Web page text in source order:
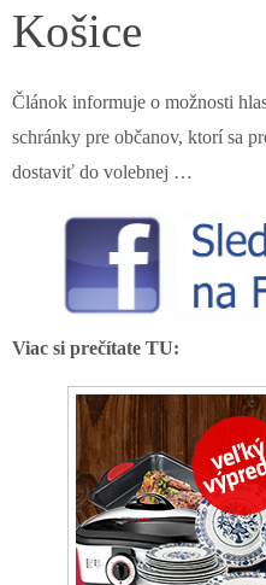
Košice
Článok informuje o možnosti
schránky pre občanov, ktorí sa
dostaviť do volebnej …
Viac si prečítate TU: